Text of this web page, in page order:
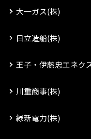
大一ガス(株)
日立造船(株)
王子・伊藤忠エネク
川重商事(株)
緑新電力(株)